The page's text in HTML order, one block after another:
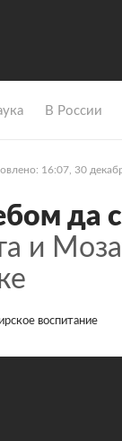
В России
16:07, 30
да
и
воспитание